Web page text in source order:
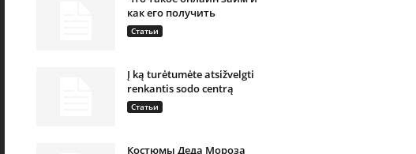
как его получить
Статьи
Į ką turėtumėte atsižvelgti
renkantis sodo centrą
Статьи
Костюмы Деда Мороза